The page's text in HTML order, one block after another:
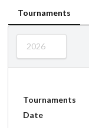
Tournaments
2026
Tournaments
Date